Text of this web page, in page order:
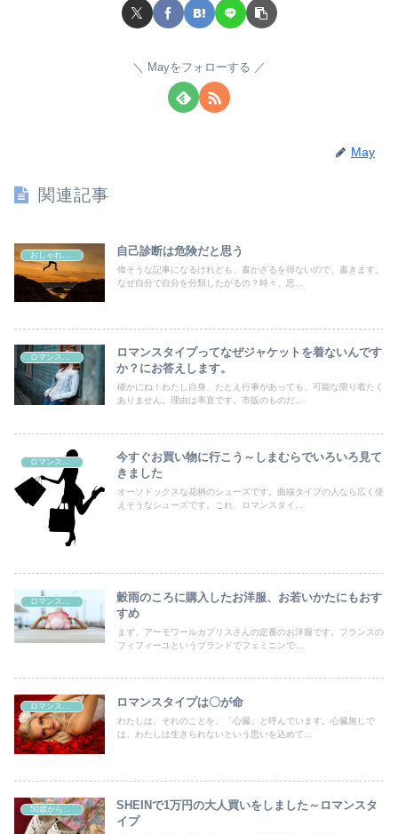
Mayをフォローする
May
関連記事
おしゃれの好きなすべての女性たちへ 自己診断は危険だと思う
偉そうな記事になるけれども、書かざるを得ないので、書きます。
なぜ自分で自分を分類したがるの？時々、思...
ロマンスタイプってなぜジャケットを着ないんです
か？にお答えします。
確かにね！わたし自身、たとえ行事があっても、可能な限り着たく
ありません。理由は率直です。市販のものだ...
今すぐお買い物に行こう～しまむらでいろいろ見て
きました
オーソドックスな花柄のシューズです。曲線タイプの人なら広く使
えそうなシューズです。これ、ロマンスタイ...
穀雨のころに購入したお洋服、お若いかたにもおす
すめ
まず、アーモワールカプリスさんの定番のお洋服です。フランスの
フィフィーユというブランドでフェミニンで...
ロマンスタイプは〇が命
わたしは、それのことを、「心臓」と呼んでいます。心臓無しで
は、わたしは生きられないという思いを込めて...
50歳からの曲線系おしゃれ
SHEINで1万円の大人買いをしました～ロマンスタ
イプ